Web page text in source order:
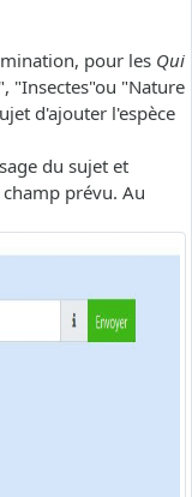
pour les Qui
"Insectes"ou "Nature
d'ajouter l'espèce
du sujet et
prévu. Au